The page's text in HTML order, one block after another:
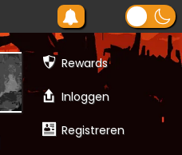
Rewards
Inloggen
Registreren